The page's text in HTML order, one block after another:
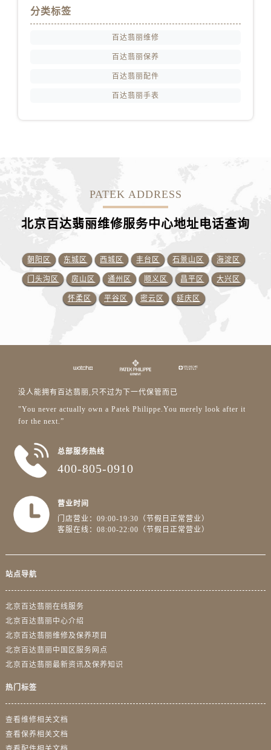
分类标签
百达翡丽维修
百达翡丽保养
百达翡丽配件
百达翡丽手表
PATEK ADDRESS
北京百达翡丽维修服务中心地址电话查询
朝阳区 东城区 西城区 丰台区 石景山区 海淀区
门头沟区 房山区 通州区 顺义区 昌平区 大兴区
怀柔区 平谷区 密云区 延庆区
没人能拥有百达翡丽,只不过为下一代保管而已
"You never actually own a Patek Philippe.You merely look after it
for the next.”
总部服务热线
400-805-0910
营业时间
门店营业：09:00-19:30（节假日正常营业）
客服在线：08:00-22:00（节假日正常营业）
站点导航
北京百达翡丽在线服务
北京百达翡丽中心介绍
北京百达翡丽维修及保养项目
北京百达翡丽中国区服务网点
北京百达翡丽最新资讯及保养知识
热门标签
查看维修相关文档
查看保养相关文档